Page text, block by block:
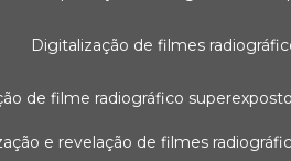
digitalização de filmes
de filme radiográfico superexposto
e revelação de filmes